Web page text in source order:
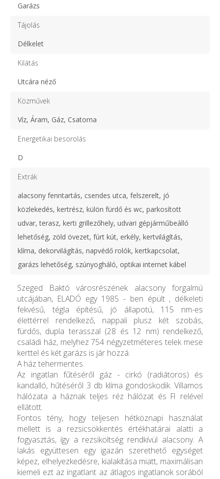
Garázs
Tájolás
Délkelet
Kilátás
Utcára néző
Közművek
Víz, Áram, Gáz, Csatorna
Energetikai besorolás
D
Extrák
alacsony fenntartás, csendes utca, felszerelt, jó
közlekedés, kertrész, külön fürdő és wc, parkosított
udvar, terasz, kerti grillezőhely, udvari gépjárműbeálló
lehetőség, zöld övezet, fúrt kút, erkély, kertvilágítás,
klíma, dekorvilágítás, napvédő rolók, kertkapcsolat,
garázs lehetőség, szúnyogháló, optikai internet kábel
Szeged Baktó városrészének alacsony forgalmú
utcájában, ELADÓ egy 1985 - ben épült , délkeleti
fekvésű, tégla építésű, jó állapotú, 115 nm-es
élettérrel rendelkező, nappali plusz két szobás,
fürdős, dupla terasszal (28 és 12 nm) rendelkező,
családi ház, melyhez 754 négyzetméteres telek mese
kerttel és két garázs is jár hozzá.
A ház tehermentes.
Az ingatlan fűtéséről gáz - cirkó (radiátoros) és
kandalló, hűtéséről 3 db klíma gondoskodik. Villamos
hálózata a háznak teljes réz hálózat és FI relével
ellátott.
Fontos tény, hogy teljesen hétköznapi használat
mellett is a rezsicsökkentés értékhatárai alatti a
fogyasztás, így a rezsiköltség rendkívül alacsony. A
lakás együttesen egy igazán szerethető egységet
képez, elhelyezkedésre, kialakítása miatt, maximálisan
kiemeli ezt az ingatlant az átlagos ingatlanok sorából